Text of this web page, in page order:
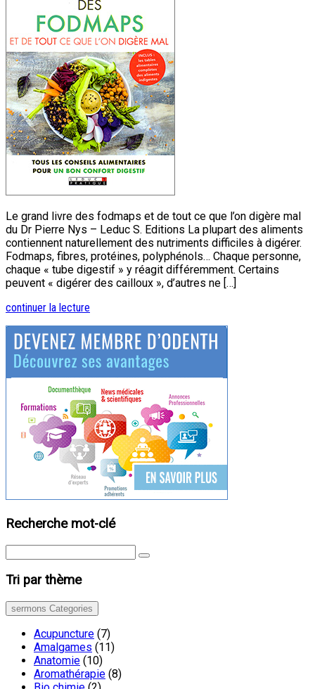
Le grand livre des fodmaps et de tout ce que l’on digère mal
du Dr Pierre Nys – Leduc S. Editions La plupart des aliments
contiennent naturellement des nutriments difficiles à digérer.
Fodmaps, fibres, protéines, polyphénols… Chaque personne,
chaque « tube digestif » y réagit différemment. Certains
peuvent « digérer des cailloux », d’autres ne […]
continuer la lecture
Recherche mot-clé
Tri par thème
sermons Categories
Acupuncture (7)
Amalgames (11)
Anatomie (10)
Aromathérapie (8)